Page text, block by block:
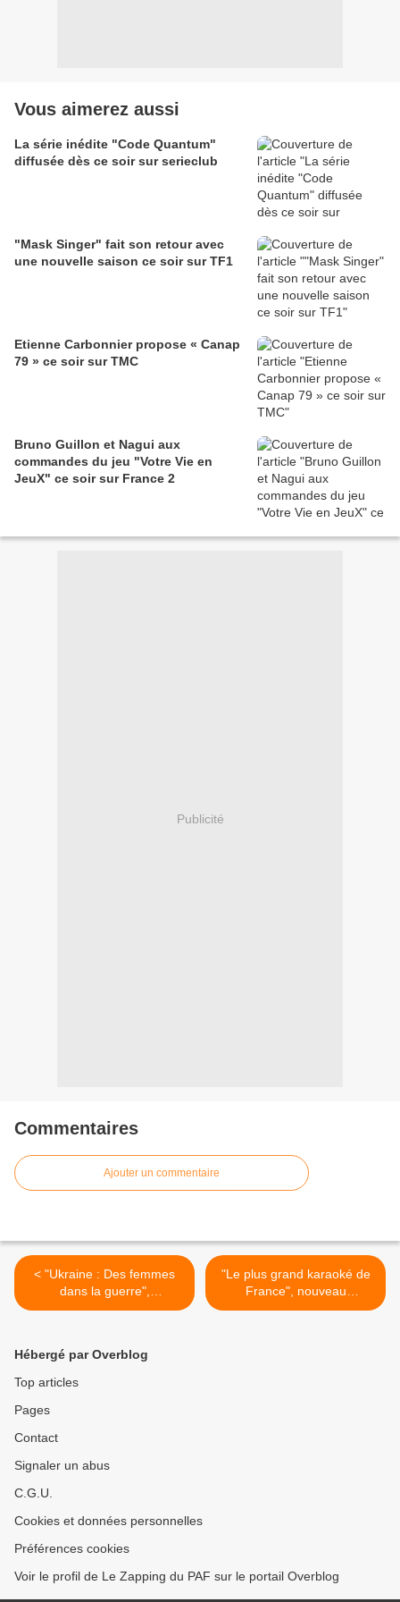
Vous aimerez aussi
La série inédite "Code Quantum"
diffusée dès ce soir sur serieclub
"Mask Singer" fait son retour avec
une nouvelle saison ce soir sur TF1
Etienne Carbonnier propose « Canap
79 » ce soir sur TMC
Bruno Guillon et Nagui aux
commandes du jeu "Votre Vie en
JeuX" ce soir sur France 2
Publicité
Commentaires
Ajouter un commentaire
< "Ukraine : Des femmes
dans la guerre",
documentaire inédit diffusé
"Le plus grand karaoké de
France", nouveau
programme présenté par
Hébergé par Overblog
Top articles
Pages
Contact
Signaler un abus
C.G.U.
Cookies et données personnelles
Préférences cookies
Voir le profil de Le Zapping du PAF sur le portail Overblog